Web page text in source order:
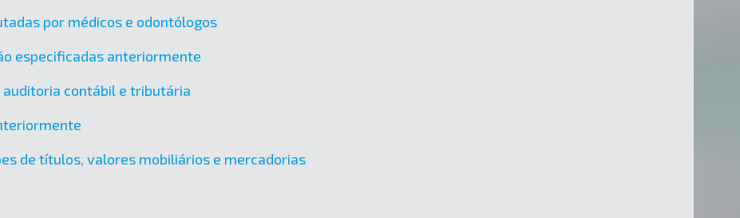
por médicos e odontólogos
especificadas anteriormente
contábil e tributária
de títulos, valores mobiliários e mercadorias